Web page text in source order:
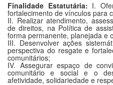
Finalidade Estatutária: I.
fortalecimento de vínculos para
II. Realizar atendimento,
de direitos, na Política de
forma permanente, planejada e
III. Desenvolver ações
perspectiva do resgate e
comunitários;
IV. Assegurar espaço de
comunitário e social e o
afetividade, solidariedade e